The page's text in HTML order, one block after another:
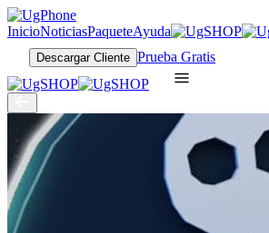
InicioNoticiasPaqueteAyuda
Descargar Cliente Prueba Gratis